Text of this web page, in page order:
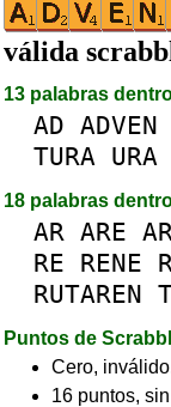
válida
13 palabras
AD ADVEN
TURA URA
18 palabras
AR ARE
RE RENE
RUTAREN
Puntos de
Cero,
16 puntos,